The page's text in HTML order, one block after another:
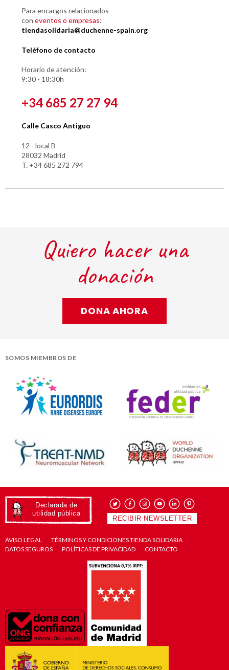
Para encargos relacionados
con eventos o empresas:
tiendasolidaria@duchenne-spain.org
Teléfono de contacto
Horario de atención:
9:30 - 18:30h
+34 685 27 27 94
Calle Casco Antiguo
12 - local B
28032 Madrid
T. +34 685 272 794
Quiero hacer una
donación
DONA AHORA
SOMOS MIEMBROS DE
Declarada de
utilidad pública
RECIBIR NEWSLETTER
AVISO LEGAL
TÉRMINOS Y CONDICIONES TIENDA SOLIDARIA
DATOS SEGUROS
POLÍTICAS DE PRIVACIDAD CONTACTO